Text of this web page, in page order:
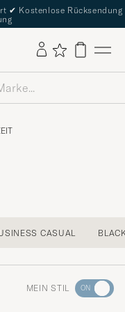
✔ Kostenlose Rücksendung
CASUAL
MEIN STIL Wechseln